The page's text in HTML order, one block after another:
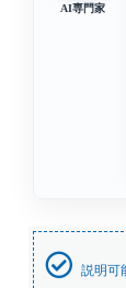
AI専門家
説明可